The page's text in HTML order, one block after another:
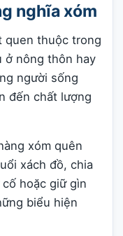
nghĩa xóm
quen thuộc trong
ở nông thôn hay
người sống
đến chất lượng
xóm quên
xách đồ, chia
hoặc giữ gìn
biểu hiện